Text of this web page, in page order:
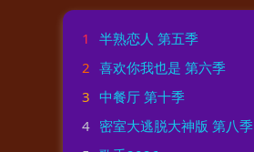
1
半熟恋人 第五季
2 喜欢你我也是 第六季
3 中餐厅 第十季
4 密室大逃脱大神版 第八季